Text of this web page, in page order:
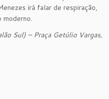
irá falar de respiração,
moderno.
Sul) – Praça Getúlio Vargas,